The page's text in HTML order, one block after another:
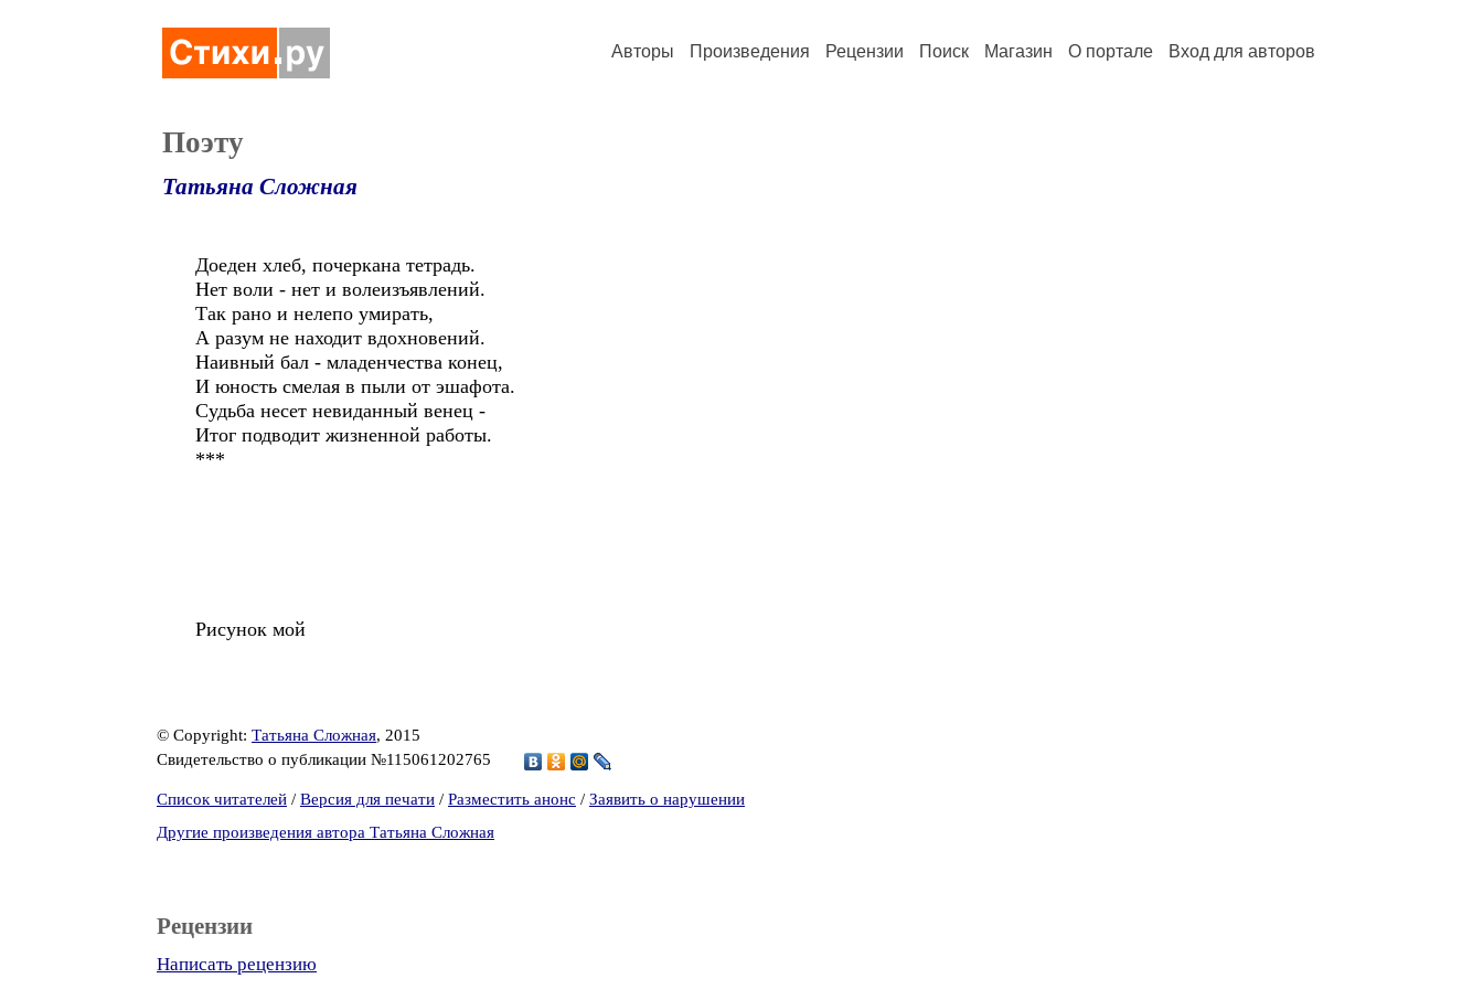
Авторы Произведения Рецензии Поиск Магазин О портале Вход для авторов
Поэту
Татьяна Сложная
Доеден хлеб, почеркана тетрадь.
Нет воли - нет и волеизъявлений.
Так рано и нелепо умирать,
А разум не находит вдохновений.
Наивный бал - младенчества конец,
И юность смелая в пыли от эшафота.
Судьба несет невиданный венец -
Итог подводит жизненной работы.
***
Рисунок мой
© Copyright: Татьяна Сложная, 2015
Свидетельство о публикации №115061202765
Список читателей / Версия для печати / Разместить анонс / Заявить о нарушении
Другие произведения автора Татьяна Сложная
Рецензии
Написать рецензию